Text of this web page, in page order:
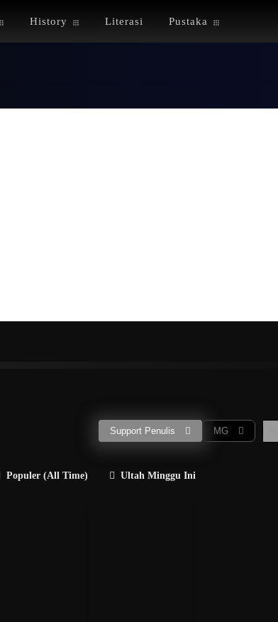
History Literasi Pustaka
MG
Support Penulis
Populer (All Time) Ultah Minggu Ini